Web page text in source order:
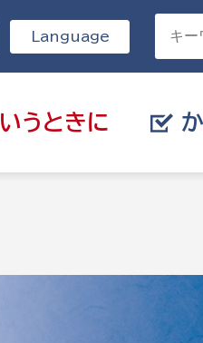
いうときに
避難場所
Language